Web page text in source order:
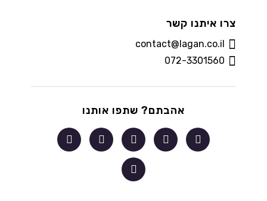
צרו איתנו קשר
contact@lagan.co.il
072-3301560
אהבתם? שתפו אותנו